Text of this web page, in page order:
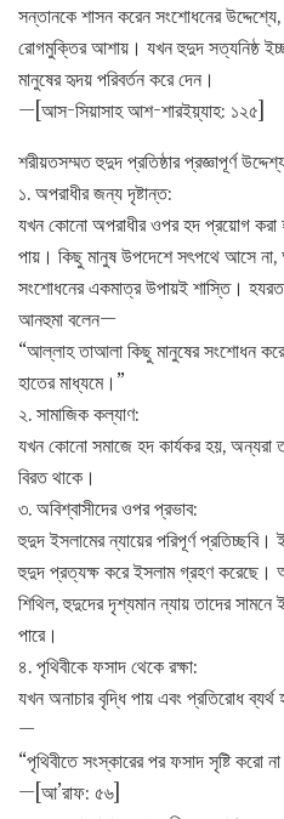
সন্তানকে শাসন করেন সংশোধনের
রোগমুক্তির আশায়। যখন হুদুদ সত্যনিষ্ঠ
মানুষের হৃদয় পরিবর্তন করে দেন।
—[আস-সিয়াসাহ আশ-শারইয়্যাহ: ১২৫]
শরীয়তসম্মত হুদুদ প্রতিষ্ঠার প্রজ্ঞাপূর্ণ
১. অপরাধীর জন্য দৃষ্টান্ত:
যখন কোনো অপরাধীর ওপর হদ প্রয়োগ করা
পায়। কিছু মানুষ উপদেশে সৎপথে আসে না,
সংশোধনের একমাত্র উপায়ই শাস্তি।
আনহুমা বলেন—
“আল্লাহ তাআলা কিছু মানুষের সংশোধন
হাতের মাধ্যমে।”
২. সামাজিক কল্যাণ:
যখন কোনো সমাজে হদ কার্যকর হয়, অন্যরা
বিরত থাকে।
৩. অবিশ্বাসীদের ওপর প্রভাব:
হুদুদ ইসলামের ন্যায়ের পরিপূর্ণ
হুদুদ প্রত্যক্ষ করে ইসলাম গ্রহণ করেছে।
শিথিল, হুদুদের দৃশ্যমান ন্যায় তাদের
পারে।
৪. পৃথিবীকে ফসাদ থেকে রক্ষা:
যখন অনাচার বৃদ্ধি পায় এবং প্রতিরোধ
—
“পৃথিবীতে সংস্কারের পর ফসাদ সৃষ্টি করো
—[আ’রাফ: ৫৬]